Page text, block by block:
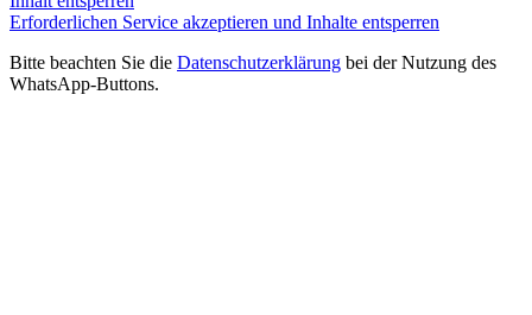
Erforderlichen Service akzeptieren und Inhalte entsperren
Bitte beachten Sie die Datenschutzerklärung bei der Nutzung des
WhatsApp-Buttons.